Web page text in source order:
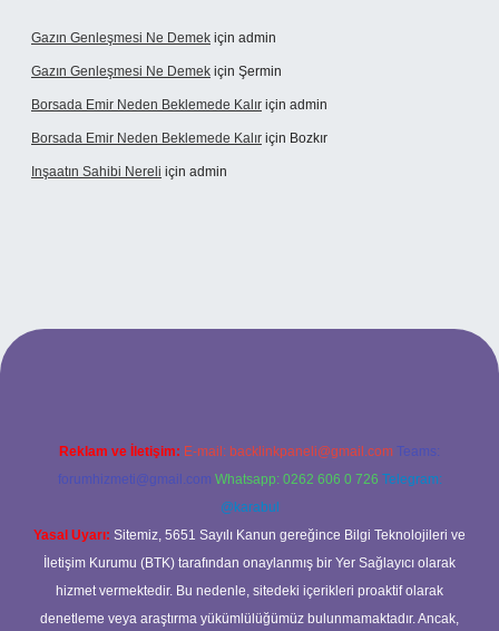
Gazın Genleşmesi Ne Demek için admin
Gazın Genleşmesi Ne Demek için Şermin
Borsada Emir Neden Beklemede Kalır için admin
Borsada Emir Neden Beklemede Kalır için Bozkır
Inşaatın Sahibi Nereli için admin
Reklam ve İletişim: E-mail: backlinkpaneli@gmail.com Teams:
forumhizmeti@gmail.com Whatsapp: 0262 606 0 726 Telegram:
@karabul
Yasal Uyarı: Sitemiz, 5651 Sayılı Kanun gereğince Bilgi Teknolojileri ve
İletişim Kurumu (BTK) tarafından onaylanmış bir Yer Sağlayıcı olarak
hizmet vermektedir. Bu nedenle, sitedeki içerikleri proaktif olarak
denetleme veya araştırma yükümlülüğümüz bulunmamaktadır. Ancak,